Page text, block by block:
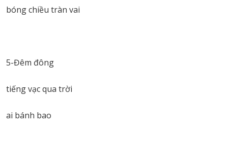
bóng chiều tràn vai
5-Đêm đông
tiếng vạc qua trời
ai bánh bao